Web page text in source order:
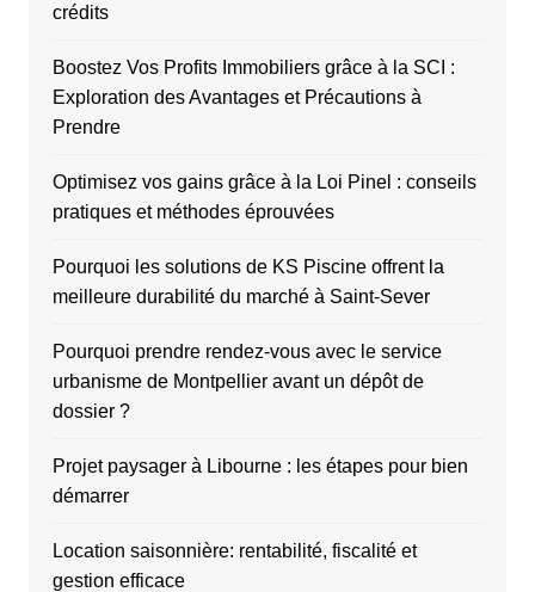
crédits
Boostez Vos Profits Immobiliers grâce à la SCI :
Exploration des Avantages et Précautions à
Prendre
Optimisez vos gains grâce à la Loi Pinel : conseils
pratiques et méthodes éprouvées
Pourquoi les solutions de KS Piscine offrent la
meilleure durabilité du marché à Saint-Sever
Pourquoi prendre rendez-vous avec le service
urbanisme de Montpellier avant un dépôt de
dossier ?
Projet paysager à Libourne : les étapes pour bien
démarrer
Location saisonnière: rentabilité, fiscalité et
gestion efficace